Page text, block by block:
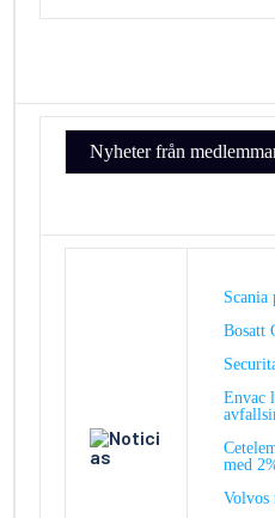
Nyheter från
Bosatt
S
Envac
med
Volvos